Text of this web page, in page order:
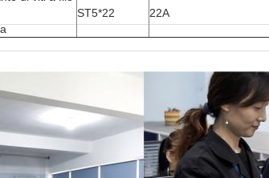
ST5*22 22A